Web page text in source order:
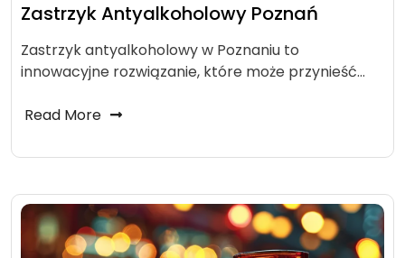
Zastrzyk Antyalkoholowy Poznań
Zastrzyk antyalkoholowy w Poznaniu to
innowacyjne rozwiązanie, które może przynieść…
Read More